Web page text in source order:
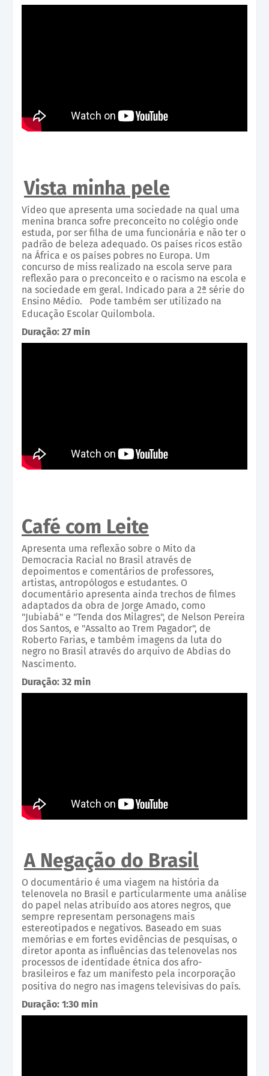
Vista minha pele
Vídeo que apresenta uma sociedade na qual uma
menina branca sofre preconceito no colégio onde
estuda, por ser filha de uma funcionária e não ter o
padrão de beleza adequado. Os países ricos estão
na África e os países pobres no Europa. Um
concurso de miss realizado na escola serve para
reflexão para o preconceito e o racismo na escola e
na sociedade em geral. Indicado para a 2ª série do
Ensino Médio. Pode também ser utilizado na
Educação Escolar Quilombola.
Duração: 27 min
Café com Leite
Apresenta uma reflexão sobre o Mito da
Democracia Racial no Brasil através de
depoimentos e comentários de professores,
artistas, antropólogos e estudantes. O
documentário apresenta ainda trechos de filmes
adaptados da obra de Jorge Amado, como
"Jubiabá" e "Tenda dos Milagres", de Nelson Pereira
dos Santos, e "Assalto ao Trem Pagador", de
Roberto Farias, e também imagens da luta do
negro no Brasil através do arquivo de Abdias do
Nascimento.
Duração: 32 min
A Negação do Brasil
O documentário é uma viagem na história da
telenovela no Brasil e particularmente uma análise
do papel nelas atribuído aos atores negros, que
sempre representam personagens mais
estereotipados e negativos. Baseado em suas
memórias e em fortes evidências de pesquisas, o
diretor aponta as influências das telenovelas nos
processos de identidade étnica dos afro-
brasileiros e faz um manifesto pela incorporação
positiva do negro nas imagens televisivas do país.
Duração: 1:30 min